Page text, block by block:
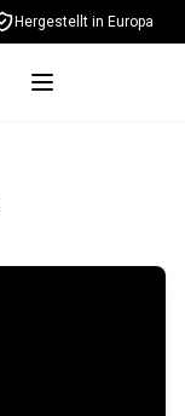
Hergestellt in Europa